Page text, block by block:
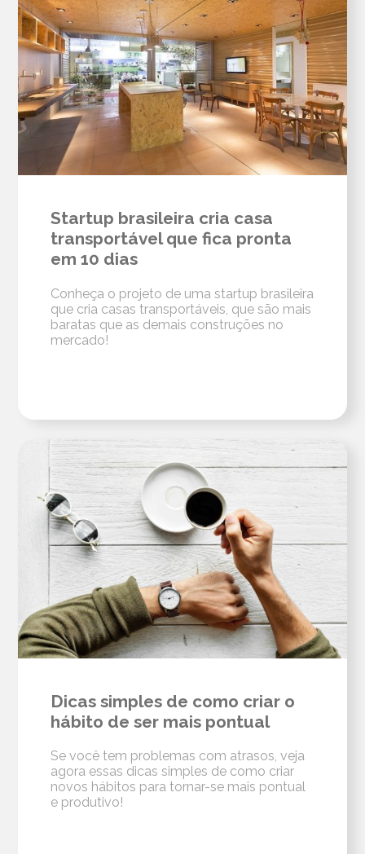
Startup brasileira cria casa
transportável que fica pronta
em 10 dias
Conheça o projeto de uma startup brasileira
que cria casas transportáveis, que são mais
baratas que as demais construções no
mercado!
Dicas simples de como criar o
hábito de ser mais pontual
Se você tem problemas com atrasos, veja
agora essas dicas simples de como criar
novos hábitos para tornar-se mais pontual
e produtivo!